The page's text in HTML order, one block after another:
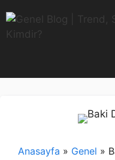
atla
Anasayfa » Genel »